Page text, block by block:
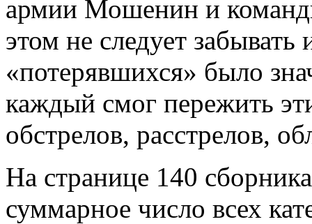
армии Мошенин и
этом не следует
«потерявшихся» было
каждый смог пережить
обстрелов, расстрелов,
На странице 140
суммарное число всех